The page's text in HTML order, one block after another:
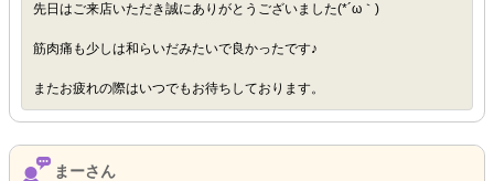
先日はご来店いただき誠にありがとうございました(*´ω｀)
筋肉痛も少しは和らいだみたいで良かったです♪
またお疲れの際はいつでもお待ちしております。
まーさん